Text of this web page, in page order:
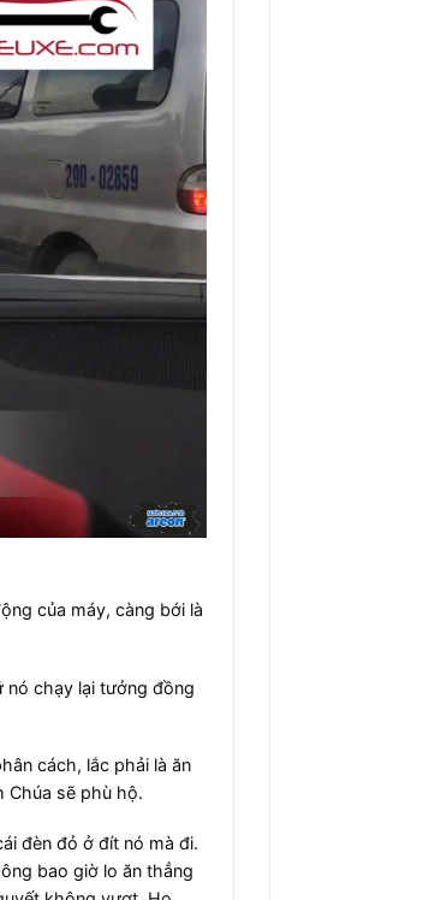
của máy, càng bới là
nó chạy lại tưởng đồng
cách, lắc phải là ăn
Chúa sẽ phù hộ.​
đèn đỏ ở đít nó mà đi.
bao giờ lo ăn thẳng